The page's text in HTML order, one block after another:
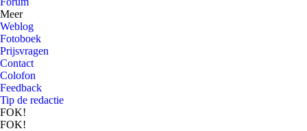
Meer
Weblog
Fotoboek
Prijsvragen
Contact
Colofon
Feedback
Tip de redactie
FOK!
FOK!